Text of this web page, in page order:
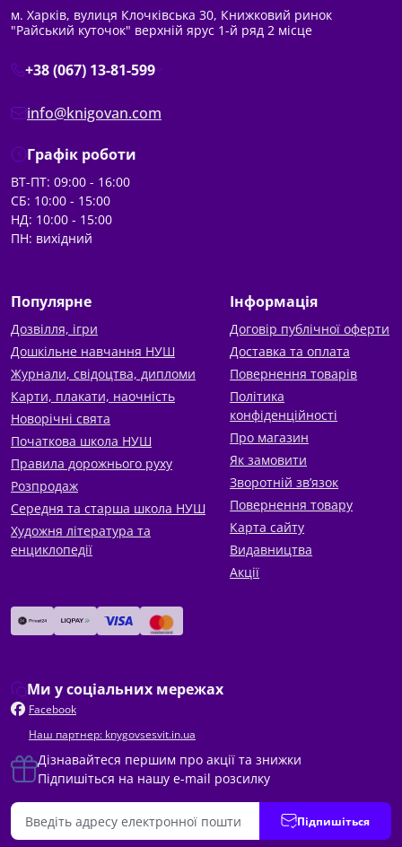
м. Харків, вулиця Клочківська 30, Книжковий ринок
"Райський куточок" верхній ярус 1-й ряд 2 місце
+38 (067) 13-81-599
info@knigovan.com
Графік роботи
ВТ-ПТ: 09:00 - 16:00
СБ: 10:00 - 15:00
НД: 10:00 - 15:00
ПН: вихідний
Популярне
Дозвілля, ігри
Дошкільне навчання НУШ
Журнали, свідоцтва, дипломи
Карти, плакати, наочність
Новорічні свята
Початкова школа НУШ
Правила дорожнього руху
Розпродаж
Середня та старша школа НУШ
Художня література та
енциклопедії
Інформація
Договір публічної оферти
Доставка та оплата
Повернення товарів
Політика
конфіденційності
Про магазин
Як замовити
Зворотній зв’язок
Повернення товару
Карта сайту
Видавництва
Акції
Ми у соціальних мережах
Facebook
Наш партнер: knygovsesvit.in.ua
Дізнавайтеся першим про акції та знижки
Підпишіться на нашу e-mail розсилку
Підпишіться